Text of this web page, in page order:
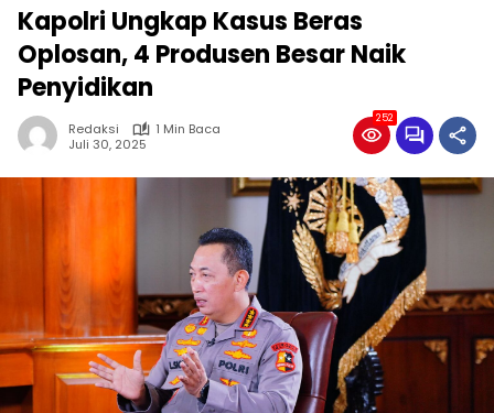
Kapolri Ungkap Kasus Beras
Oplosan, 4 Produsen Besar Naik
Penyidikan
Redaksi
1 Min Baca
Juli 30, 2025
252